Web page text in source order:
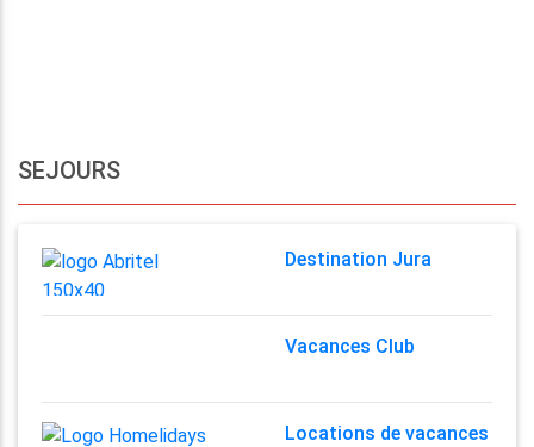
SEJOURS
Destination Jura
Vacances Club
Locations de vacances